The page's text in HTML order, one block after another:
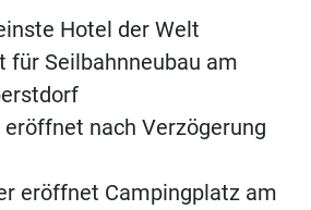
Hotel der Welt
für Seilbahnneubau am
nach Verzögerung
eröffnet Campingplatz am